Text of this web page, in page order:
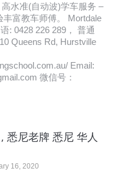
水准(自动波)学车服务 –
富教车师傅。 Mortdale
: 0428 226 289， 普通
Queens Rd, Hurstville
Email:
微信号：
悉尼老牌 悉尼 华人
16, 2020